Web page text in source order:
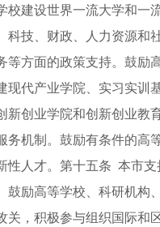
校建设世界一流大学和
科技、财政、人力资源
等方面的政策支持。鼓
现代产业学院、实习实
新创业学院和创新创业
务机制。鼓励有条件的
性人才。第十五条 本市
鼓励高等学校、科研机
关，积极参与组织国际